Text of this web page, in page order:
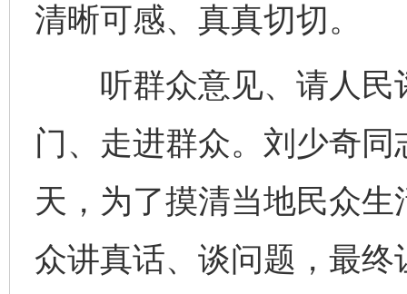
清晰可感、真真切切。
听群众意见、请人民
门、走进群众。刘少奇
天，为了摸清当地民众
众讲真话、谈问题，最